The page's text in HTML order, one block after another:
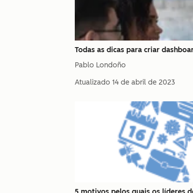
Todas as dicas para criar
Pablo Londoño
Atualizado 14 de abril de 2023